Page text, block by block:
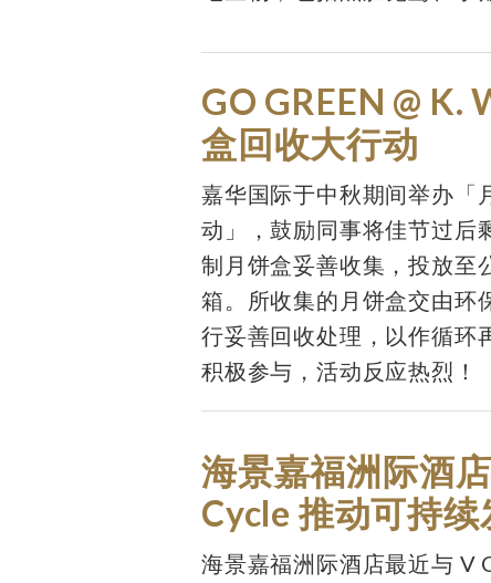
GO GREEN @ K.
盒回收大行动
嘉华国际于中秋期间举办「
动」，鼓励同事将佳节过后
制月饼盒妥善收集，投放至
箱。所收集的月饼盒交由环
行妥善回收处理，以作循环
积极参与，活动反应热烈！
海景嘉福洲际酒
Cycle 推动可持续
海景嘉福洲际酒店最近与 V